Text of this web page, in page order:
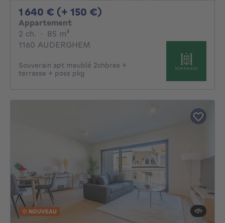
1 640 € (+ 150 €)
Appartement
2 ch. 2 chambres
· 85 m²
1160 AUDERGHEM
Souverain apt meublé 2chbres +
terrasse + poss pkg
NOUVEAU